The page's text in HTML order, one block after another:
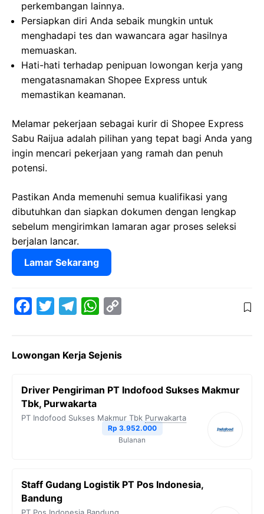
perkembangan lainnya.
Persiapkan diri Anda sebaik mungkin untuk
menghadapi tes dan wawancara agar hasilnya
memuaskan.
Hati-hati terhadap penipuan lowongan kerja yang
mengatasnamakan Shopee Express untuk
memastikan keamanan.
Melamar pekerjaan sebagai kurir di Shopee Express
Sabu Raijua adalah pilihan yang tepat bagi Anda yang
ingin mencari pekerjaan yang ramah dan penuh
potensi.
Pastikan Anda memenuhi semua kualifikasi yang
dibutuhkan dan siapkan dokumen dengan lengkap
sebelum mengirimkan lamaran agar proses seleksi
berjalan lancar.
Lamar Sekarang
e
o
o
t
e
e
r
a
W
t
A
p
y
i
k
Lowongan Kerja Sejenis
Driver Pengiriman PT Indofood Sukses Makmur
Tbk, Purwakarta
PT Indofood Sukses Makmur Tbk Purwakarta
Rp 3.952.000
Bulanan
Staff Gudang Logistik PT Pos Indonesia,
Bandung